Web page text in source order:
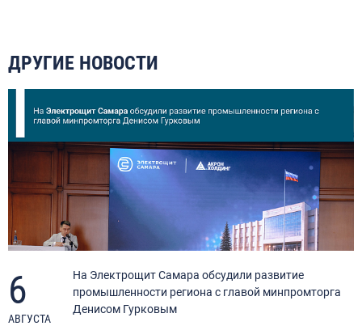
ДРУГИЕ НОВОСТИ
6
АВГУСТА
На Электрощит Самара обсудили развитие
промышленности региона с главой минпромторга
Денисом Гурковым